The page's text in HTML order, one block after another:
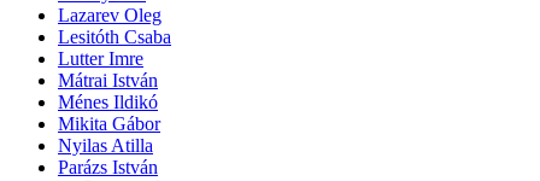
Lazarev Oleg
Lesitóth Csaba
Lutter Imre
Mátrai István
Ménes Ildikó
Mikita Gábor
Nyilas Atilla
Parázs István